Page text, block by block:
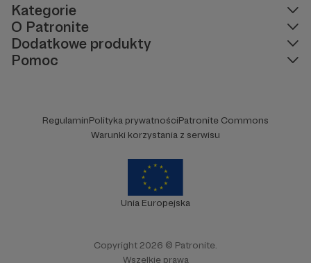
Kategorie
O Patronite
Dodatkowe produkty
Pomoc
RegulaminPolityka prywatnościPatronite Commons
Warunki korzystania z serwisu
Unia Europejska
Copyright 2026 © Patronite.
Wszelkie prawa